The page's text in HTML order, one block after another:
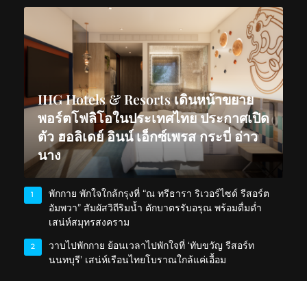
IHG Hotels & Resorts เดินหน้าขยาย
พอร์ตโฟลิโอในประเทศไทย ประกาศเปิด
ตัว ฮอลิเดย์ อินน์ เอ็กซ์เพรส กระบี่ อ่าว
นาง
1
พักกาย พักใจใกล้กรุงที่ “ณ ทรีธารา ริเวอร์ไซด์ รีสอร์ต
อัมพวา” สัมผัสวิถีริมน้ำ ตักบาตรรับอรุณ พร้อมดื่มด่ำ
เสน่ห์สมุทรสงคราม
2
วาบไปพักกาย ย้อนเวลาไปพักใจที่ ‘ทับขวัญ รีสอร์ท
นนทบุรี’ เสน่ห์เรือนไทยโบราณใกล้แค่เอื้อม